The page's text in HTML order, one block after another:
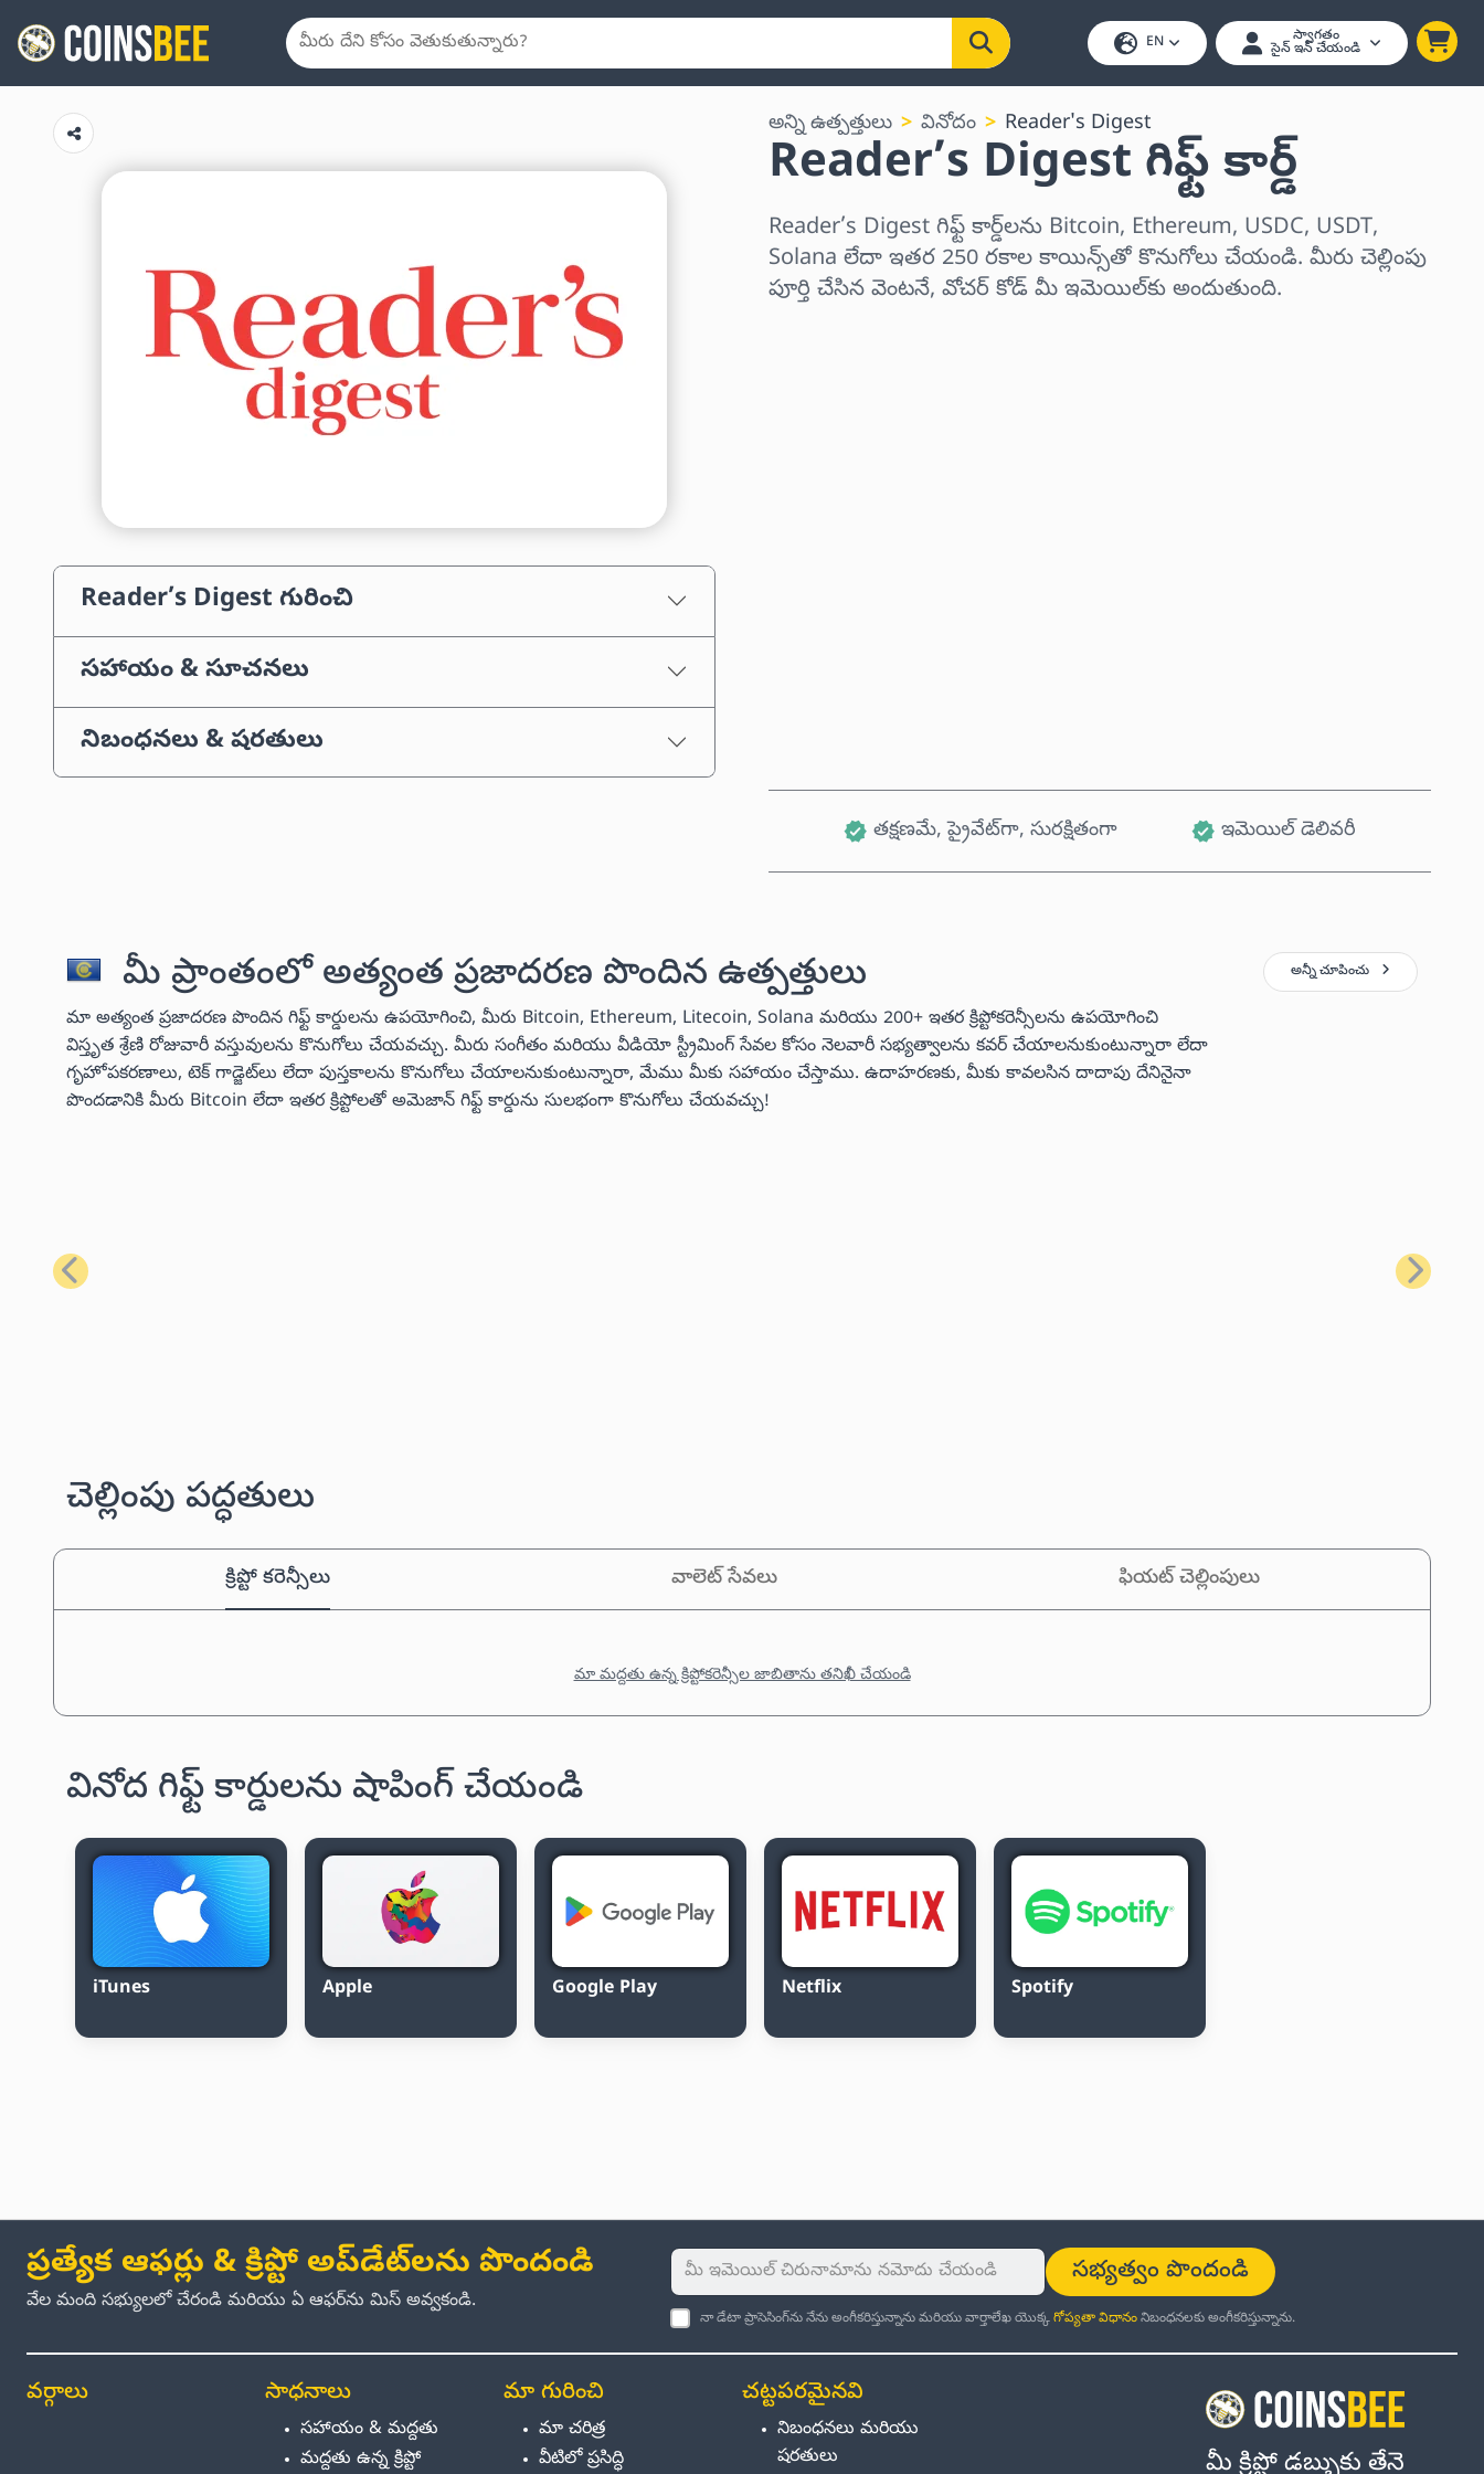
EN స్వాగతం
సైన్ ఇన్ చేయండి
Reader’s Digest గురించి
సహాయం & సూచనలు
నిబంధనలు & షరతులు
అన్ని ఉత్పత్తులు వినోదం Reader's Digest
Reader’s Digest గిఫ్ట్ కార్డ్
Reader’s Digest గిఫ్ట్ కార్డ్‌లను Bitcoin, Ethereum, USDC, USDT,
Solana లేదా ఇతర 250 రకాల కాయిన్స్‌తో కొనుగోలు చేయండి. మీరు చెల్లింపు
పూర్తి చేసిన వెంటనే, వోచర్ కోడ్ మీ ఇమెయిల్‌కు అందుతుంది.
తక్షణమే, ప్రైవేట్‌గా, సురక్షితంగా ఇమెయిల్ డెలివరీ
మీ ప్రాంతంలో అత్యంత ప్రజాదరణ పొందిన ఉత్పత్తులు
మా అత్యంత ప్రజాదరణ పొందిన గిఫ్ట్ కార్డులను ఉపయోగించి, మీరు Bitcoin, Ethereum, Litecoin, Solana మరియు 200+ ఇతర క్రిప్టోకరెన్సీలను ఉపయోగించి
విస్తృత శ్రేణి రోజువారీ వస్తువులను కొనుగోలు చేయవచ్చు. మీరు సంగీతం మరియు వీడియో స్ట్రీమింగ్ సేవల కోసం నెలవారీ సభ్యత్వాలను కవర్ చేయాలనుకుంటున్నారా లేదా
గృహోపకరణాలు, టెక్ గాడ్జెట్‌లు లేదా పుస్తకాలను కొనుగోలు చేయాలనుకుంటున్నారా, మేము మీకు సహాయం చేస్తాము. ఉదాహరణకు, మీకు కావలసిన దాదాపు దేనినైనా
పొందడానికి మీరు Bitcoin లేదా ఇతర క్రిప్టోలతో అమెజాన్ గిఫ్ట్ కార్డును సులభంగా కొనుగోలు చేయవచ్చు!
అన్నీ చూపించు
మునుపటి తదుపరి
చెల్లింపు పద్ధతులు
క్రిప్టో కరెన్సీలు వాలెట్ సేవలు ఫియట్ చెల్లింపులు
మా మద్దతు ఉన్న క్రిప్టోకరెన్సీల జాబితాను తనిఖీ చేయండి
వినోద గిఫ్ట్ కార్డులను షాపింగ్ చేయండి
iTunes Apple Google Play Netflix Spotify
ప్రత్యేక ఆఫర్లు & క్రిప్టో అప్‌డేట్‌లను పొందండి
వేల మంది సభ్యులలో చేరండి మరియు ఏ ఆఫర్‌ను మిస్ అవ్వకండి.
సభ్యత్వం పొందండి
నా డేటా ప్రాసెసింగ్‌ను నేను అంగీకరిస్తున్నాను మరియు వార్తాలేఖ యొక్కగోప్యతా విధానంనిబంధనలకు అంగీకరిస్తున్నాను.
వర్గాలు సాధనాలు
సహాయం & మద్దతు
మద్దతు ఉన్న క్రిప్టో
మా గురించి
మా చరిత్ర
వీటిలో ప్రసిద్ధి
చట్టపరమైనవి
నిబంధనలు మరియు
షరతులు
మీ క్రిప్టో డబ్బుకు తేనె